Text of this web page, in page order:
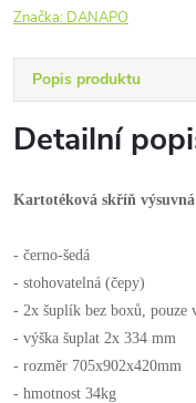
Značka: DANAPO
Popis produktu
Detailní
Kartotéková skříň výsuvná
- černo-šedá
- stohovatelná (čepy)
- 2x šuplík bez boxů, pouze
- výška šuplat 2x 334 mm
- rozměr 705x902x420mm
- hmotnost 34kg